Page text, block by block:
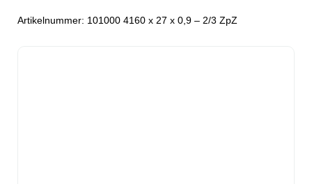
Artikelnummer: 101000 4160 x 27 x 0,9 – 2/3 ZpZ